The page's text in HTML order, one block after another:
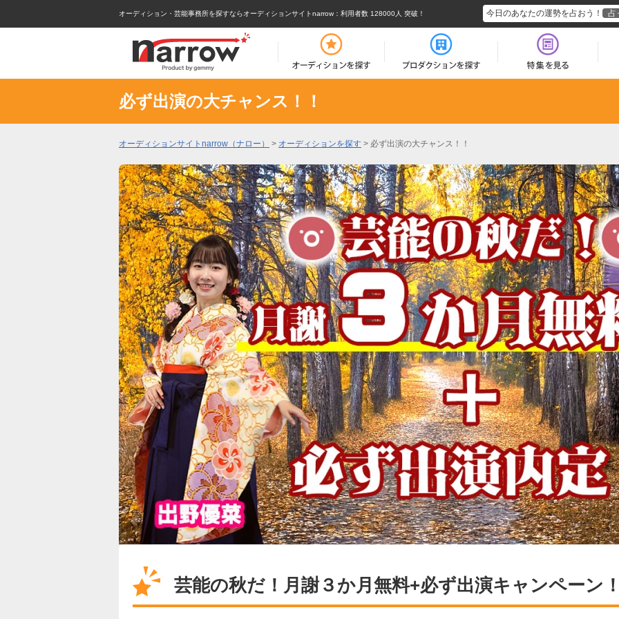
オーディション・芸能事務所を探すならオーディションサイトnarrow ：利用者数 128000人 突破！ 今日のあなたの運勢を占おう！ 占
必ず出演の大チャンス！！
オーディションサイトnarrow（ナロー） > オーディションを探す > 必ず出演の大チャンス！！
芸能の秋だ！月謝３か月無料+必ず出演キャンペーン